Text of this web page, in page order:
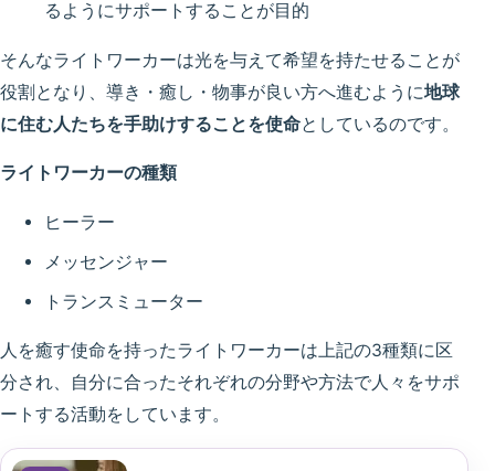
るようにサポートすることが目的
そんなライトワーカーは光を与えて希望を持たせることが
役割となり、導き・癒し・物事が良い方へ進むように地球
に住む人たちを手助けすることを使命としているのです。
ライトワーカーの種類
ヒーラー
メッセンジャー
トランスミューター
人を癒す使命を持ったライトワーカーは上記の3種類に区
分され、自分に合ったそれぞれの分野や方法で人々をサポ
ートする活動をしています。